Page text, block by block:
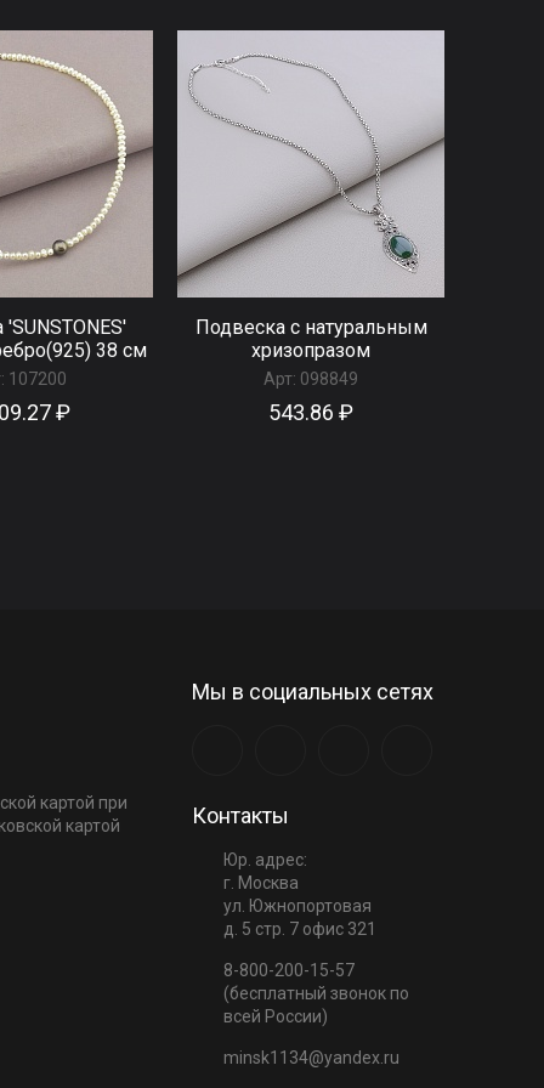
38 см
107200
₽
Подвеска с натуральным
хризопразом
Арт: 098849
543.86 ₽
картой при
картой
Мы в социальных сетях
Контакты
Юр. адрес:
г. Москва
ул. Южнопортовая
д. 5 стр. 7 офис 321
8-800-200-15-57
(бесплатный звонок по
всей России)
minsk1134@yandex.ru